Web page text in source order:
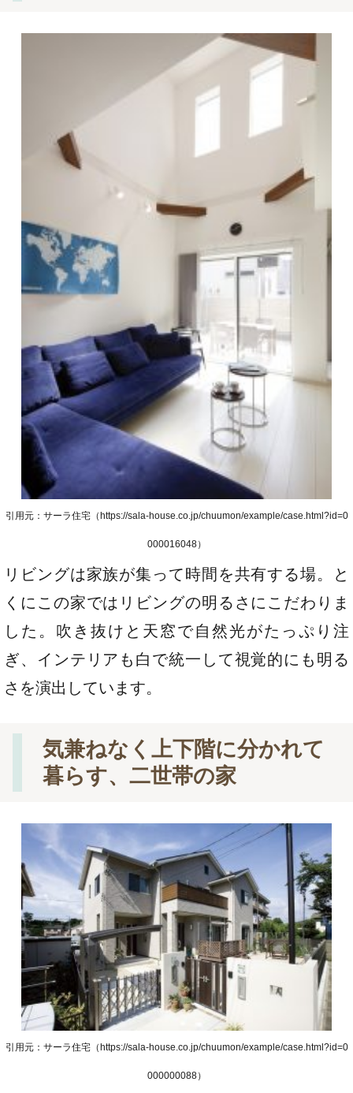
引用元：サーラ住宅（https://sala-house.co.jp/chuumon/example/case.html?id=0
000016048）
リビングは家族が集って時間を共有する場。と
くにこの家ではリビングの明るさにこだわりま
した。吹き抜けと天窓で自然光がたっぷり注
ぎ、インテリアも白で統一して視覚的にも明る
さを演出しています。
気兼ねなく上下階に分かれて
暮らす、二世帯の家
引用元：サーラ住宅（https://sala-house.co.jp/chuumon/example/case.html?id=0
000000088）